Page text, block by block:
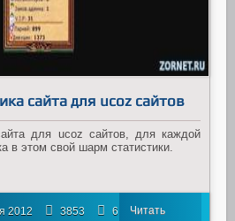
сайта для ucoz сайтов
для ucoz сайтов, для каждой
в этом свой шарм статистики.
2012 3853 6 Читать